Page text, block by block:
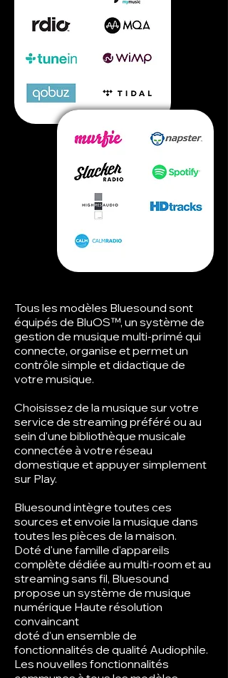
Tous les modèles Bluesound sont
équipés de BluOS™, un système de
gestion de musique multi-primé qui
connecte, organise et permet un
contrôle simple et didactique de
votre musique.
Choisissez de la musique sur votre
service de streaming préféré ou au
sein d'une bibliothèque musicale
connectée à votre réseau
domestique et appuyer simplement
sur Play.
Bluesound intègre toutes ces
sources et envoie la musique dans
toutes les pièces de la maison.
Doté d'une famille d'appareils
complète dédiée au multi-room et au
streaming sans fil, Bluesound
propose un système de musique
numérique Haute résolution
convaincant
doté d'un ensemble de
fonctionnalités de qualité Audiophile.
Les nouvelles fonctionnalités